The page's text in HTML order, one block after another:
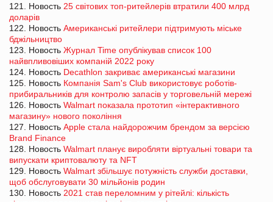
121. Новость 25 світових топ-ритейлерів втратили 400 млрд
доларів
122. Новость Американські ритейлери підтримують міське
бджільництво
123. Новость Журнал Time опублікував список 100
найвпливовіших компаній 2022 року
124. Новость Decathlon закриває американські магазини
125. Новость Компанія Sam's Club використовує роботів-
прибиральників для контролю запасів у торговельній мережі
126. Новость Walmart показала прототип «інтерактивного
магазину» нового покоління
127. Новость Apple стала найдорожчим брендом за версією
Brand Finance
128. Новость Walmart планує виробляти віртуальні товари та
випускати криптовалюту та NFT
129. Новость Walmart збільшує потужність служби доставки,
щоб обслуговувати 30 мільйонів родин
130. Новость 2021 став переломним у рітейлі: кількість